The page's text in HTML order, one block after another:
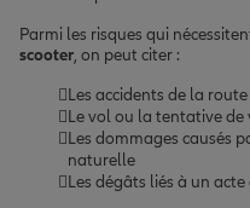
Parmi les risques qui
scooter, on peut citer :
Les accidents de la route
Le vol ou la tentative de
Les dommages causés
naturelle
Les dégâts liés à un